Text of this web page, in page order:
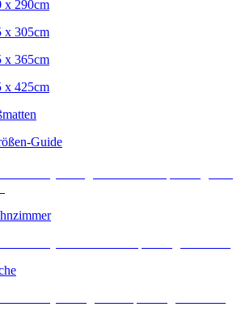
x 290cm
x 305cm
x 365cm
x 425cm
Guide